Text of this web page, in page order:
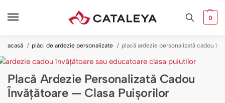
0
acasă plăci de ardezie personalizate placă ardezie personalizată cadou
Placă Ardezie Personalizată Cadou
Învățătoare — Clasa Puișorilor